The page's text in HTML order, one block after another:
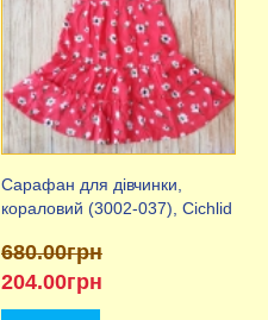
Сарафан для дівчинки,
кораловий (3002-037), Cichlid
680.00грн
204.00грн